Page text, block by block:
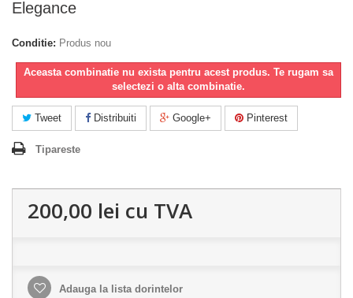
Elegance
Conditie: Produs nou
Aceasta combinatie nu exista pentru acest produs. Te rugam sa
selectezi o alta combinatie.
Tweet Distribuiti Google+ Pinterest
Tipareste
200,00 lei cu TVA
Adauga la lista dorintelor